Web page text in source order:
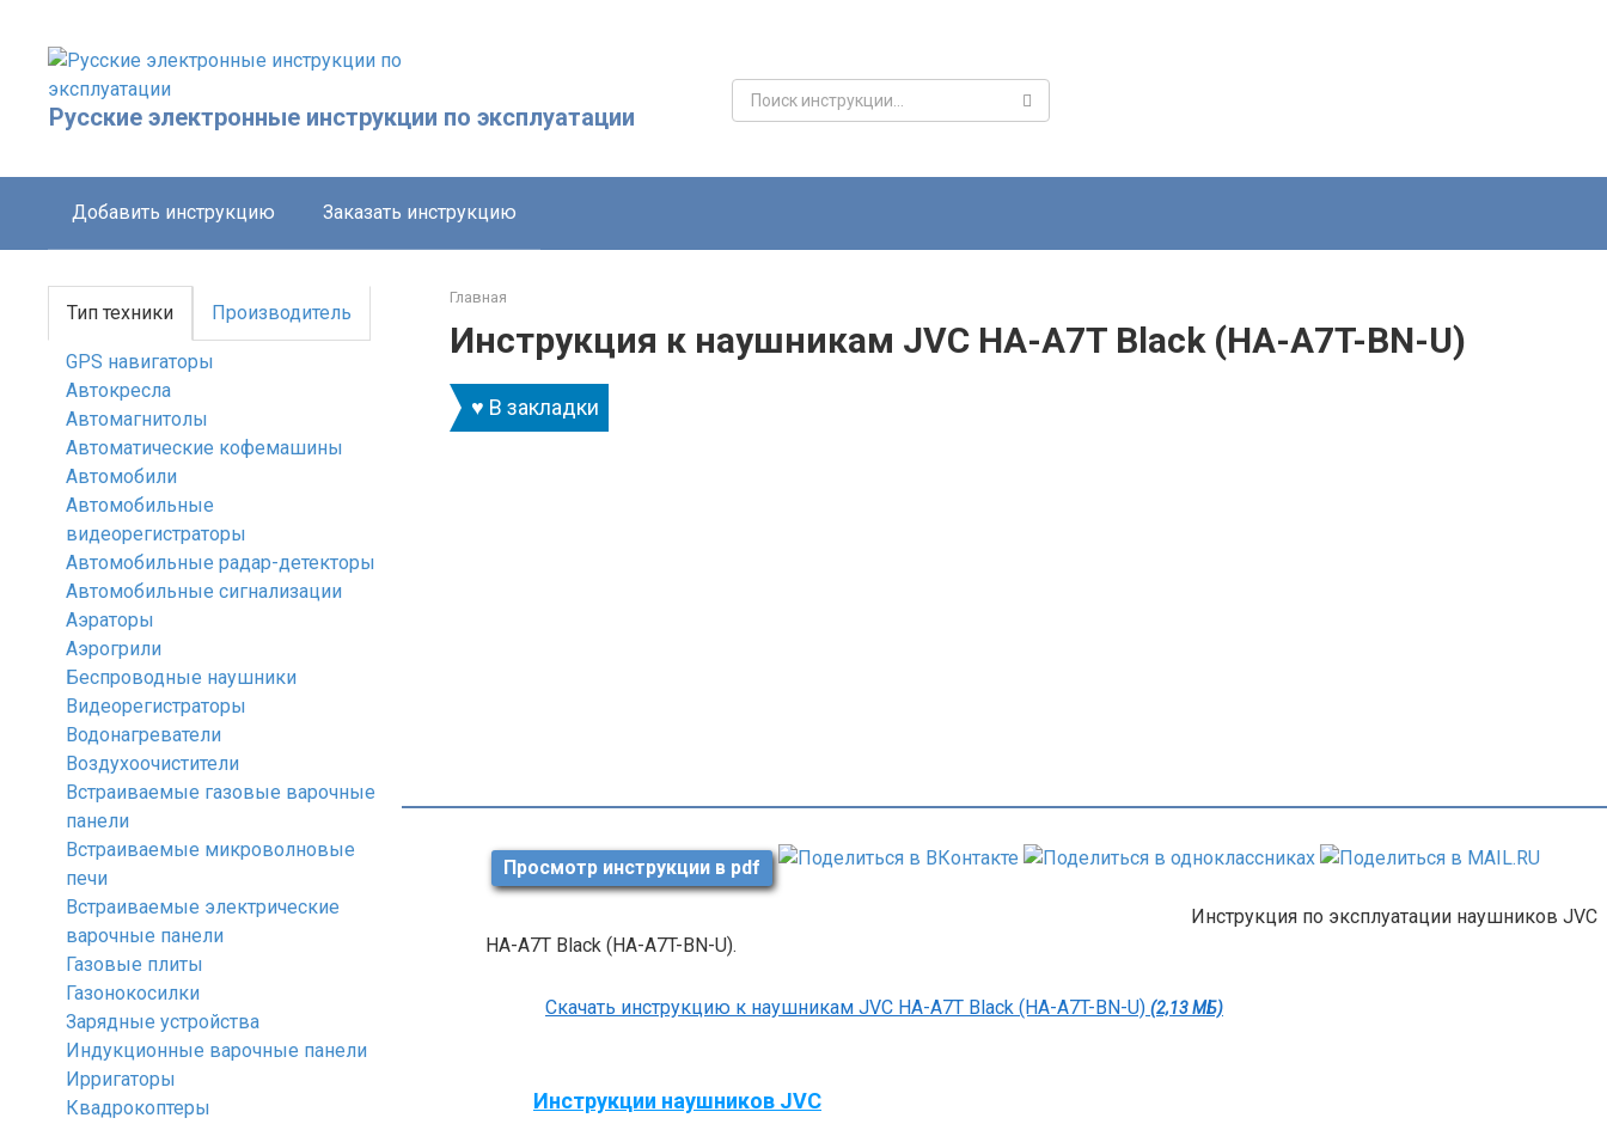
контенту
Русские электронные инструкции по эксплуатации
Поиск:
Добавить инструкцию Заказать инструкцию
Главная
Инструкция к наушникам JVC HA-A7T Black (HA-A7T-BN-U)
♥ В закладки
Просмотр инструкции в pdf
Инструкция по эксплуатации наушников JVC
HA-A7T Black (HA-A7T-BN-U).
Скачать инструкцию к наушникам JVC HA-A7T Black (HA-A7T-BN-U) (2,13 МБ)
Инструкции наушников JVC
Тип техники Производитель
GPS навигаторы
Автокресла
Автомагнитолы
Автоматические кофемашины
Автомобили
Автомобильные
видеорегистраторы
Автомобильные радар-детекторы
Автомобильные сигнализации
Аэраторы
Аэрогрили
Беспроводные наушники
Видеорегистраторы
Водонагреватели
Воздухоочистители
Встраиваемые газовые варочные
панели
Встраиваемые микроволновые
печи
Встраиваемые электрические
варочные панели
Газовые плиты
Газонокосилки
Зарядные устройства
Индукционные варочные панели
Ирригаторы
Квадрокоптеры